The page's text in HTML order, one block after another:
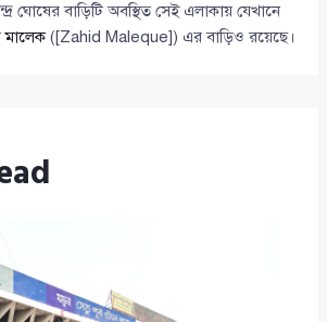
ঘোষের বাড়িটি অবস্থিত সেই এলাকায় যেখানে
মালেক([Zahid Maleque]) এর বাড়িও রয়েছে।